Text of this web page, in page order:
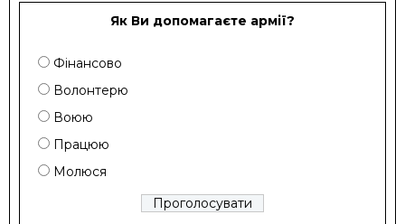
Як Ви допомагаєте армії?
Фінансово
Волонтерю
Воюю
Працюю
Молюся